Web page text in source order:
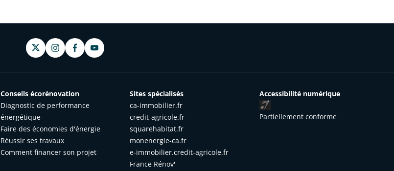
Conseils écorénovation
Diagnostic de performance
énergétique
Faire des économies d'énergie
Réussir ses travaux
Comment financer son projet
Sites spécialisés
ca-immobilier.fr
credit-agricole.fr
squarehabitat.fr
monenergie-ca.fr
e-immobilier.credit-agricole.fr
France Rénov'
Accessibilité numérique
Partiellement conforme